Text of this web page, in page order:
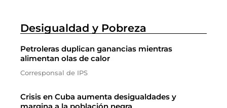
Desigualdad y Pobreza
Petroleras duplican ganancias mientras
alimentan olas de calor
Corresponsal de IPS
Crisis en Cuba aumenta desigualdades y